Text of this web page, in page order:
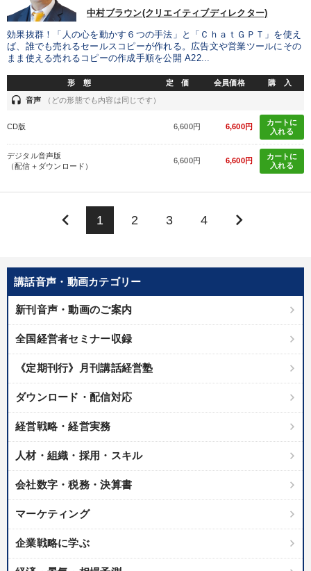
講話音声・動画カテゴリー
新刊音声・動画のご案内
全国経営者セミナー収録
《定期刊行》月刊講話経営塾
ダウンロード・配信対応
経営戦略・経営実務
人材・組織・採用・スキル
会社数字・税務・決算書
マーケティング
企業戦略に学ぶ
中村ブラウン(クリエイティブディレクター)
効果抜群！「人の心を動かす６つの手法」と「ＣｈａｔＧＰＴ」を使え
ば、誰でも売れるセールスコピーが作れる。広告文や営業ツールにその
まま使える売れるコピーの作成手順を公開 A22...
形 態 定 価 会員価格 購 入
headset 音声 （どの形態でも内容は同じです）
CD版 6,600円 6,600円
カートに
入れる
デジタル音声版
（配信＋ダウンロード）
6,600円 6,600円
カートに
入れる
keyboard_arrow_left 1 2 3 4 keyboard_arrow_right